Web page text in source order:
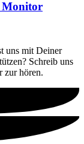
Monitor
uns mit Deiner
Schreib uns
zur hören.